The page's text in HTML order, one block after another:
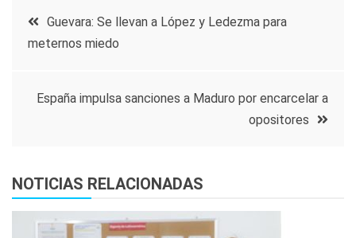
Navegación
entradas
Guevara: Se llevan a López y Ledezma para
meternos miedo
España impulsa sanciones a Maduro por encarcelar a
opositores
NOTICIAS RELACIONADAS